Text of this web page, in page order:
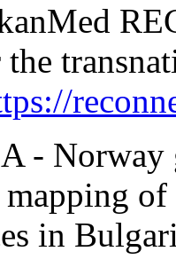
-
mapping
in